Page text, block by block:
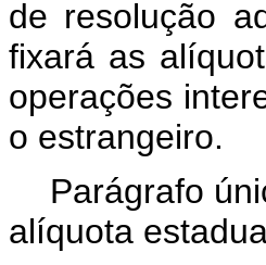
de resolução
fixará as
operações
o estrangeiro.
Parágrafo
alíquota